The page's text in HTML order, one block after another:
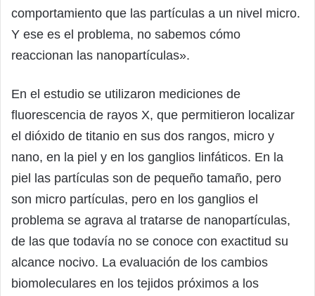
comportamiento que las partículas a un nivel micro.
Y ese es el problema, no sabemos cómo
reaccionan las nanopartículas».
En el estudio se utilizaron mediciones de
fluorescencia de rayos X, que permitieron localizar
el dióxido de titanio en sus dos rangos, micro y
nano, en la piel y en los ganglios linfáticos. En la
piel las partículas son de pequeño tamaño, pero
son micro partículas, pero en los ganglios el
problema se agrava al tratarse de nanopartículas,
de las que todavía no se conoce con exactitud su
alcance nocivo. La evaluación de los cambios
biomoleculares en los tejidos próximos a los